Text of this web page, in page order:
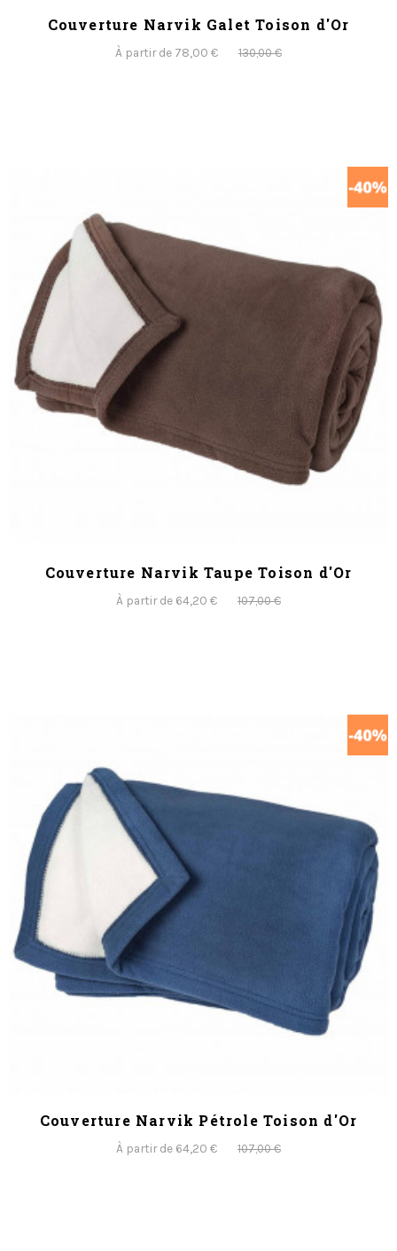
Couverture Narvik Galet Toison d'Or
À partir de 78,00 € 130,00 €
Couverture Narvik Taupe Toison d'Or
À partir de 64,20 € 107,00 €
Couverture Narvik Pétrole Toison d'Or
À partir de 64,20 € 107,00 €